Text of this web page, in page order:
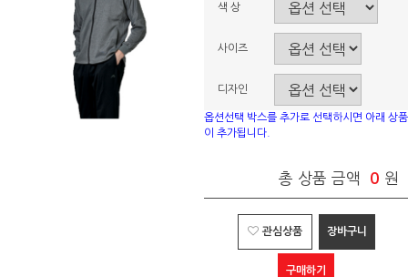
색 상
사이즈
디자인
옵션선택 박스를 추가로 선택하시면 아래 상품
이 추가됩니다.
총 상품 금액 0 원
관심상품 장바구니
구매하기